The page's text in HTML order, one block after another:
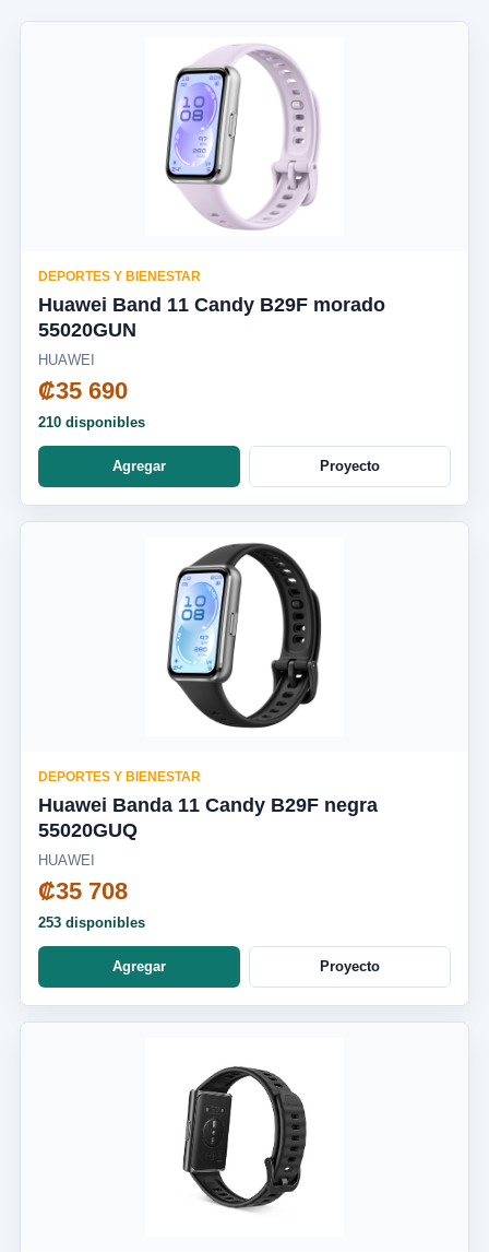
DEPORTES Y BIENESTAR
Huawei Band 11 Candy B29F morado
55020GUN
HUAWEI
₡35 690
210 disponibles
Agregar Proyecto
DEPORTES Y BIENESTAR
Huawei Banda 11 Candy B29F negra
55020GUQ
HUAWEI
₡35 708
253 disponibles
Agregar Proyecto